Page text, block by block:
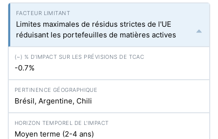
Limites maximales de résidus strictes de l'UE
réduisant les portefeuilles de matières actives
-0.7%
Brésil, Argentine, Chili
Moyen terme (2-4 ans)